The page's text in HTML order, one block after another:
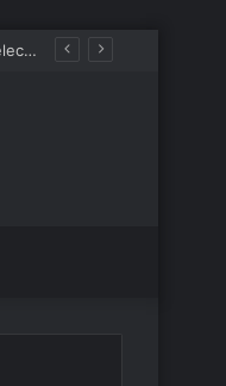
İstanbul BEDAŞ elektrik kesintisi! 21-22 Temmuz İstanbul’da elektrik kesintisi ne zaman bitecek, elektrikler ne zaman gelecek?